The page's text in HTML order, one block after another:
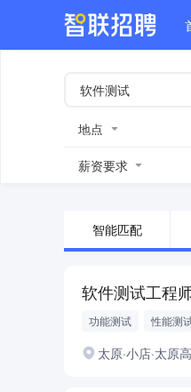
地点
薪资要求
智能匹配
软件测试工程
功能测试 性能测
太原·小店·太原